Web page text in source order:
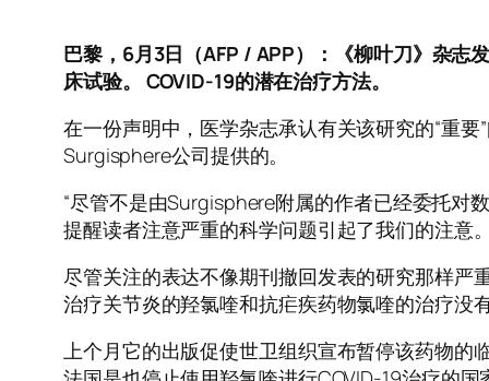
巴黎，6月3日（AFP / APP）：《柳叶刀》杂志
床试验。 COVID-19的潜在治疗方法。
在一份声明中，医学杂志承认有关该研究的“重
Surgisphere公司提供的。
“尽管不是由Surgisphere附属的作者已经委托对
提醒读​​者注意严重的科学问题引起了我们的注意
尽管关注的表达不像期刊撤回发表的研究那样
治疗关节炎的羟氯喹和抗疟疾药物氯喹的治疗没
上个月它的出版促使世卫组织宣布暂停该药物的